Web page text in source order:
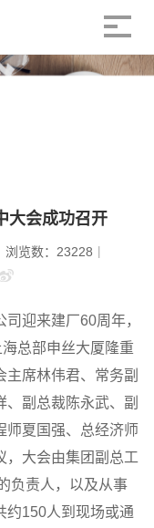
大会成功召开
浏览数：23228
迎来建厂60周年，
总部申丝大厦隆重
席林伟君、常务副
副总裁陈永武、副
师夏国强、总经济师
，大会由集团副总工
负责人，以及从事
约150人到现场或通